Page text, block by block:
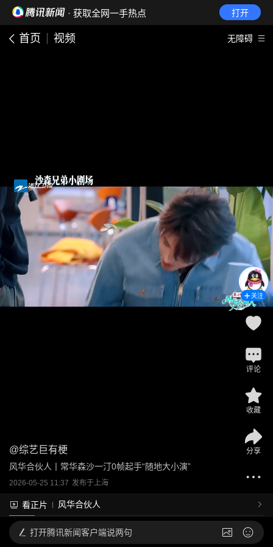
· 获取全网一手热点 打开
首页 视频 无障碍
@综艺巨有梗
风华合伙人丨常华森沙一汀0帧起手“随地大小演”
2026-05-25 11:37 发布于上海
看正片 风华合伙人
关注
评论
收藏
分享
打开腾讯新闻客户端说两句